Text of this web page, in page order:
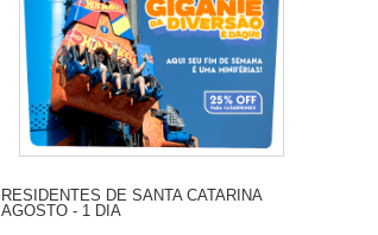
RESIDENTES DE SANTA CATARINA
AGOSTO - 1 DIA